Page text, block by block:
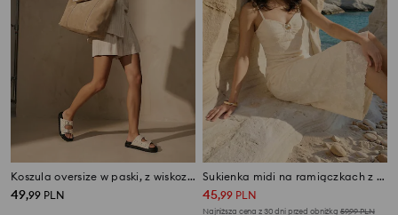
Koszula oversize w paski, z wiskozą i domieszką lnu
49,99 PLN
Sukienka midi na ramiączkach z ozdobnym dekoltem
45,99 PLN
Najniższa cena z 30 dni przed obniżką 59,99PLN